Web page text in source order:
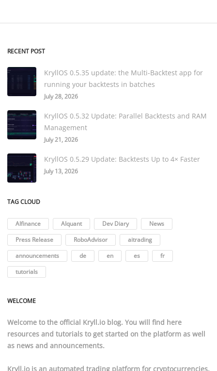
RECENT POST
KryllOS 0.5.35 update: the Multi-Backtest app for
running your backtests in batches
July 28, 2026
KryllOS 0.5.32 Update: Parallel Backtests and RAM
Management
July 21, 2026
KryllOS 0.5.29 Update: Backtests Up to 4× Faster
July 13, 2026
TAG CLOUD
AIfinance AIquant Dev Diary
News
Press Release
RoboAdvisor
aitrading
announcements
de en es
fr
tutorials
WELCOME
Welcome to the official Kryll.io blog. You will find here
resources and tutorials to get started on the platform as well
as news and announcements.
Kryll.io is an automated trading platform for cryptocurrencies.